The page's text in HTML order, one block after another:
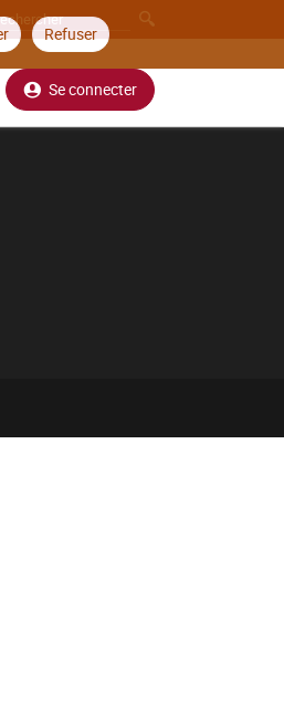
Refuser
Se connecter